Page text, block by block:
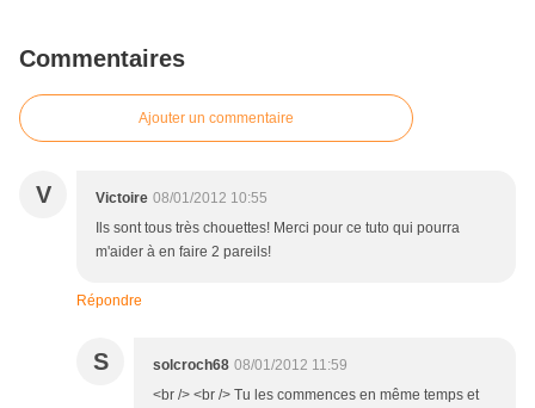
Commentaires
Ajouter un commentaire
V Victoire 08/01/2012 10:55
Ils sont tous très chouettes! Merci pour ce tuto qui pourra
m'aider à en faire 2 pareils!
Répondre
S solcroch68 08/01/2012 11:59
<br /> <br /> Tu les commences en même temps et